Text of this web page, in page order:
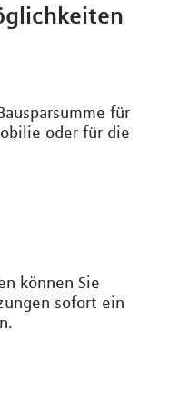
für
oder für die
können Sie
sofort ein